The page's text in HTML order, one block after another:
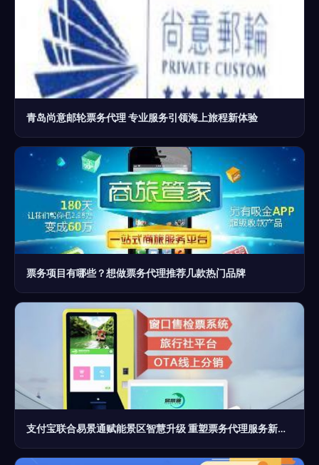
青岛尚意邮轮票务代理 专业服务引领海上旅程新体验
票务项目有哪些？想做票务代理推荐几款热门品牌
支付宝联合易景通赋能景区智慧升级 重塑票务代理服务新生态